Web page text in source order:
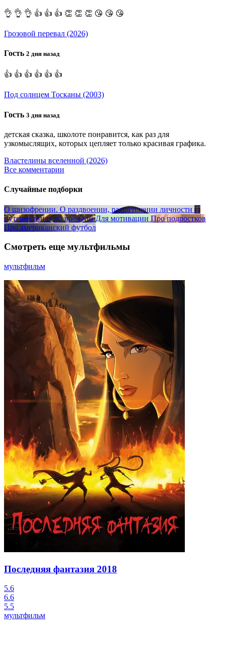
👌 👌 👌 👍 👍 👍 👏 👏 👏 😘 😘 😘
Грозовой перевал (2026)
Гость 2 дня назад
👍 👍 👍 👍 👍 👍
Под солнцем Тосканы (2003)
Гость 3 дня назад
детская сказка, школоте понравится, как раз для
узкомыслящих, которых цепляет только красивая графика.
Властелины вселенной (2026)
Все комментарии
Случайные подборки
О шизофрении. О раздвоении, расщеплении личности О
путешествиях во времени Для мотивации Про подростков
Про американский футбол
Смотреть еще мультфильмы
мультфильм
Последняя фантазия 2018
5.6
6.6
5.5
мультфильм